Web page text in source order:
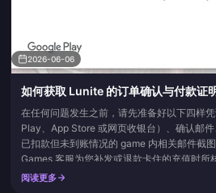
2026-06-06
如何获取 Lunite 的订单确认与付款证
在任何问题发生之前，请先准备好以下四样
Play、App Store 或网页收银台）、确认邮
已扣款但未到账情况的 game 内相关邮件截
Games 客服为您补发或退款卡住的充值时所
会漏掉的那一个？就是订单 ID。
阅读更多